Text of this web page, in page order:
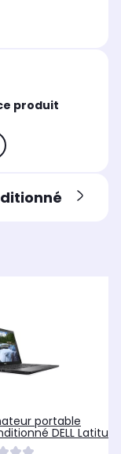
produit
portable
DELL
8Go - SSD 512Go